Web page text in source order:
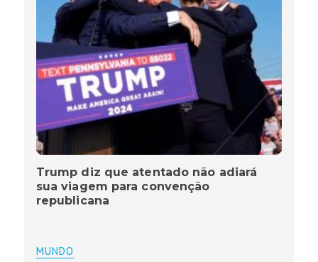
Trump diz que atentado não adiará
sua viagem para convenção
republicana
MUNDO